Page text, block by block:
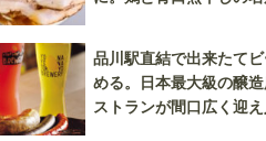
品川駅直結で出来たて
める。日本最大級の醸
ストランが間口広く迎